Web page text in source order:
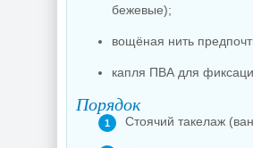
бежевые);
вощёная нить
капля ПВА для
Порядок
Стоячий такелаж